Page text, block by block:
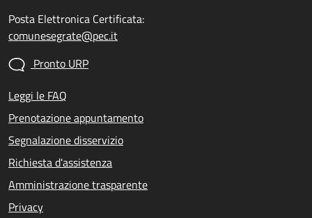
Posta Elettronica Certificata:
comunesegrate@pec.it
Pronto URP
Leggi le FAQ
Prenotazione appuntamento
Segnalazione disservizio
Richiesta d'assistenza
Amministrazione trasparente
Privacy